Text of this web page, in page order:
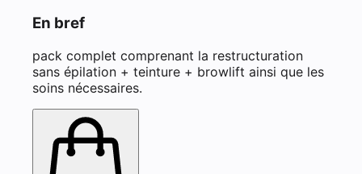
En bref
pack complet comprenant la restructuration
sans épilation + teinture + browlift ainsi que les
soins nécessaires.